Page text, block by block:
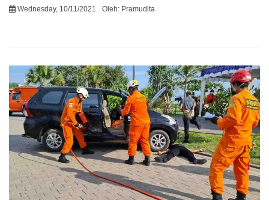
Wednesday, 10/11/2021 Oleh: Pramudita